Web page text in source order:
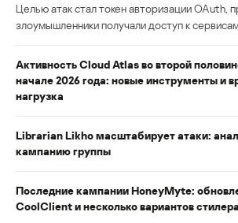
Целью атак стал токен авторизации OAuth,
злоумышленники получали доступ к
Активность Cloud Atlas во второй
начале 2026 года: новые инструменты и
нагрузка
Librarian Likho масштабирует атаки:
кампанию группы
Последние кампании HoneyMyte:
CoolClient и несколько вариантов стилера